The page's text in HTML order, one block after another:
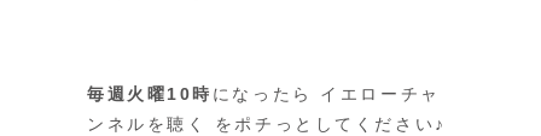
毎週火曜10時 になったら イエローチャ
ンネルを聴く をポチっとしてください♪